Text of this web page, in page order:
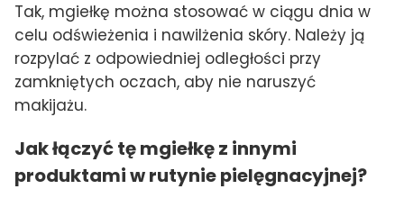
Tak, mgiełkę można stosować w ciągu dnia w
celu odświeżenia i nawilżenia skóry. Należy ją
rozpylać z odpowiedniej odległości przy
zamkniętych oczach, aby nie naruszyć
makijażu.
Jak łączyć tę mgiełkę z innymi
produktami w rutynie pielęgnacyjnej?